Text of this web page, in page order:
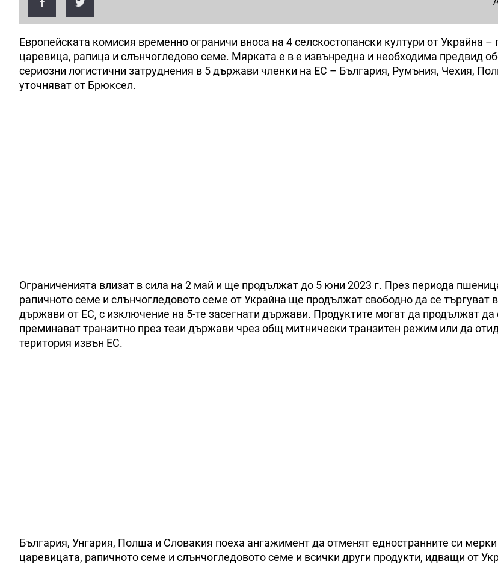
Европейската комисия временно ограничи вноса на 4 селскостопански култури от Украйна
царевица, рапица и слънчогледово семе. Мярката е в е извънредна и необходима предвид
сериозни логистични затруднения в 5 държави членки на ЕС – България, Румъния, Чехия,
уточняват от Брюксел.
Ограниченията влизат в сила на 2 май и ще продължат до 5 юни 2023 г. През периода
рапичното семе и слънчогледовото семе от Украйна ще продължат свободно да се търгуват
държави от ЕС, с изключение на 5-те засегнати държави. Продуктите могат да продължат
преминават транзитно през тези държави чрез общ митнически транзитен режим или да
територия извън ЕС.
България, Унгария, Полша и Словакия поеха ангажимент да отменят едностранните си
царевицата, рапичното семе и слънчогледовото семе и всички други продукти, идващи от